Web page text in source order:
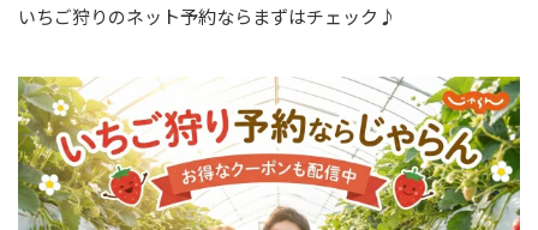
いちご狩りのネット予約ならまずはチェック♪